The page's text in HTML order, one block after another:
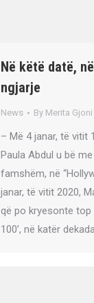
Në këtë datë,
ngjarje
News By Merita Gjoni
– Më 4 janar, të vitit
Paula Abdul u bë
famshëm, në
janar, të vitit 2020,
që po kryesonte top
100’, në katër